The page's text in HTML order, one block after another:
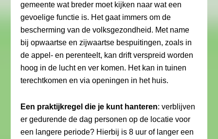
gemeente wat breder moet kijken naar wat een
gevoelige functie is. Het gaat immers om de
bescherming van de volksgezondheid. Met name
bij opwaartse en zijwaartse bespuitingen, zoals in
de appel- en perenteelt, kan drift verspreid worden
hoog in de lucht en ver komen. Het kan in tuinen
terechtkomen en via openingen in het huis.
Een praktijkregel die je kunt hanteren: verblijven
er gedurende de dag personen op de locatie voor
een langere periode? Hierbij is 8 uur of langer een